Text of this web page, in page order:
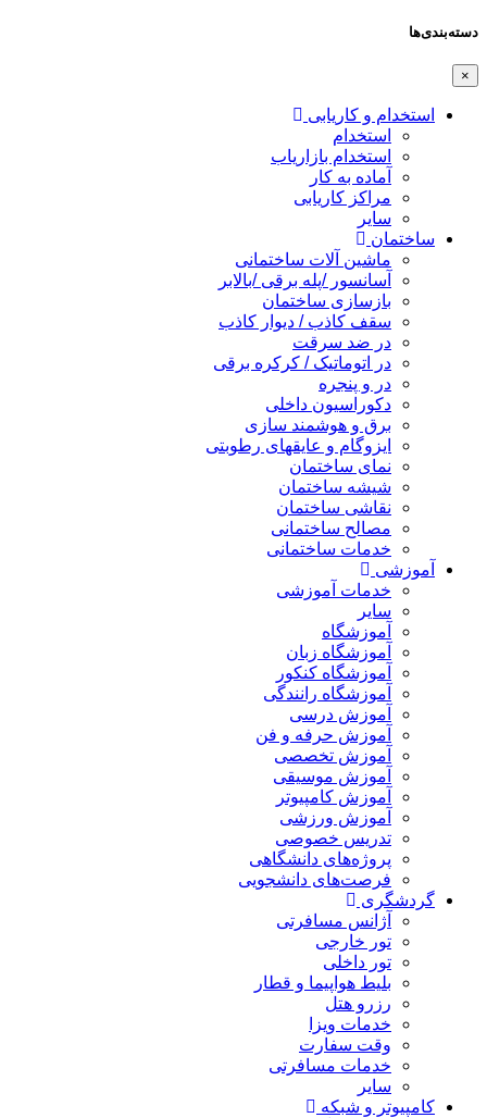
دسته‌بندی‌ها
×
استخدام و کاریابی
استخدام
استخدام بازاریاب
آماده به کار
مراکز کاریابی
سایر
ساختمان
ماشین آلات ساختمانی
آسانسور /پله برقی /بالابر
بازسازی ساختمان
سقف کاذب / دیوار کاذب
در ضد سرقت
در اتوماتیک / کرکره برقی
در و پنجره
دکوراسیون داخلی
برق و هوشمند سازی
ایزوگام و عایقهای رطوبتی
نمای ساختمان
شیشه ساختمان
نقاشی ساختمان
مصالح ساختمانی
خدمات ساختمانی
آموزشی
خدمات آموزشی
سایر
آموزشگاه
آموزشگاه زبان
آموزشگاه کنکور
آموزشگاه رانندگی
آموزش درسی
آموزش حرفه و فن
آموزش تخصصی
آموزش موسیقی
آموزش کامپیوتر
آموزش ورزشی
تدریس خصوصی
پروژه‌های دانشگاهی
فرصت‌های دانشجویی
گردشگری
آژانس مسافرتی
تور خارجی
تور داخلی
بلیط هواپیما و قطار
رزرو هتل
خدمات ویزا
وقت سفارت
خدمات مسافرتی
سایر
کامپیوتر و شبکه